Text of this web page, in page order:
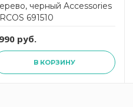
черный Accessories
691510
руб.
В КОРЗИНУ